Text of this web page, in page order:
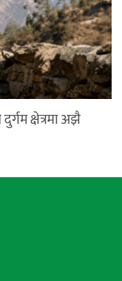
क्षेत्रमा अझै